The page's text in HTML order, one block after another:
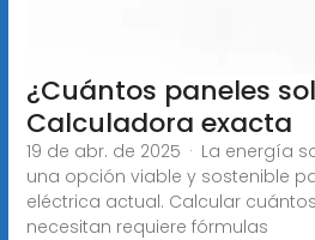
¿Cuántos paneles
Calculadora exacta
19 de abr. de 2025 · La energía
una opción viable y sostenible
eléctrica actual. Calcular
necesitan requiere fórmulas